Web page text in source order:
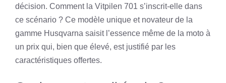
décision. Comment la Vitpilen 701 s’inscrit-elle dans
ce scénario ? Ce modèle unique et novateur de la
gamme Husqvarna saisit l’essence même de la moto à
un prix qui, bien que élevé, est justifié par les
caractéristiques offertes.